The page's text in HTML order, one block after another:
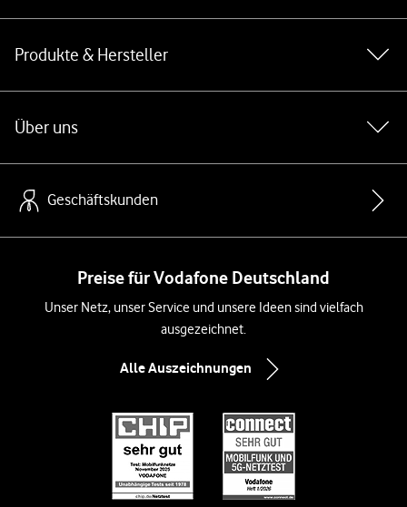
Produkte & Hersteller
Über uns
Geschäftskunden
Preise für Vodafone Deutschland
Unser Netz, unser Service und unsere Ideen sind vielfach
ausgezeichnet.
Alle Auszeichnungen